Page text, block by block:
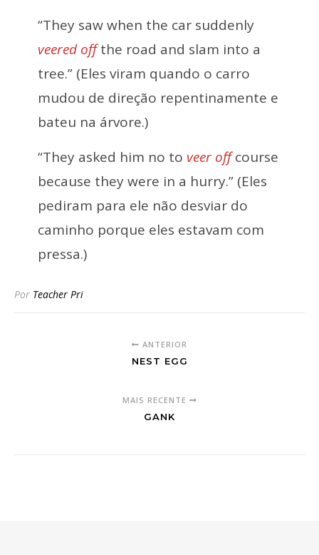
“They saw when the car suddenly
veered offthe road and slam into a
tree.” (Eles viram quando o carro
mudou de direção repentinamente e
bateu na árvore.)
“They asked him no to veer offcourse
because they were in a hurry.” (Eles
pediram para ele não desviar do
caminho porque eles estavam com
pressa.)
Por Teacher Pri
ANTERIOR
NEST EGG
MAIS RECENTE
GANK